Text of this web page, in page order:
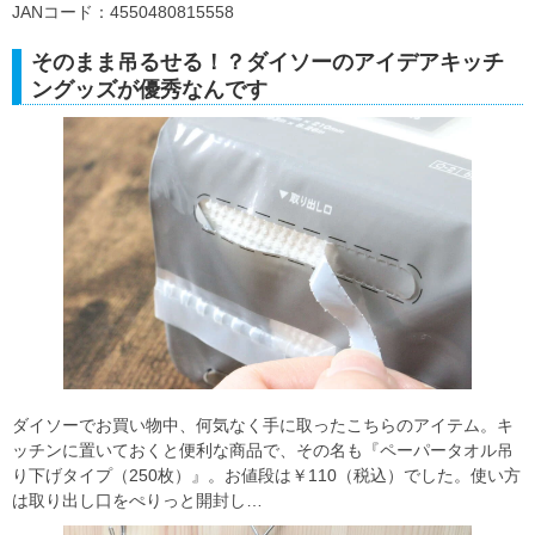
JANコード：4550480815558
そのまま吊るせる！？ダイソーのアイデアキッチ
ングッズが優秀なんです
ダイソーでお買い物中、何気なく手に取ったこちらのアイテム。キ
ッチンに置いておくと便利な商品で、その名も『ペーパータオル吊
り下げタイプ（250枚）』。お値段は￥110（税込）でした。使い方
は取り出し口をぺりっと開封し…